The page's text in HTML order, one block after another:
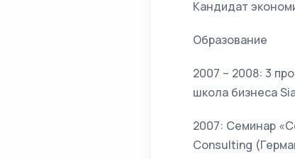
Кандидат
Образование
2007 – 2008: 3
школа бизнеса
2007: Семинар
Consulting